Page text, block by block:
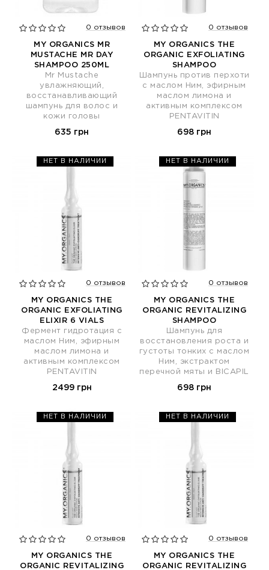
0 отзывов
MY ORGANICS MR
MUSTACHE MR DAY
SHAMPOO 250ML
Mr Mustache
увлажняющий,
восстанавливающий
шампунь для волос и
кожи головы
635 грн
0 отзывов
MY ORGANICS THE
ORGANIC EXFOLIATING
SHAMPOO
Шампунь против перхоти
с маслом Ним, эфирным
маслом лимона и
активным комплексом
PENTAVITIN
698 грн
НЕТ В НАЛИЧИИ
0 отзывов
MY ORGANICS THE
ORGANIC EXFOLIATING
ELIXIR 6 VIALS
Фермент гидротация с
маслом Ним, эфирным
маслом лимона и
активным комплексом
PENTAVITIN
2499 грн
НЕТ В НАЛИЧИИ
0 отзывов
MY ORGANICS THE
ORGANIC REVITALIZING
SHAMPOO
Шампунь для
восстановления роста и
густоты тонких с маслом
Ним, экстрактом
перечной мяты и BICAPIL
698 грн
НЕТ В НАЛИЧИИ
0 отзывов
MY ORGANICS THE
ORGANIC REVITALIZING
НЕТ В НАЛИЧИИ
0 отзывов
MY ORGANICS THE
ORGANIC REVITALIZING